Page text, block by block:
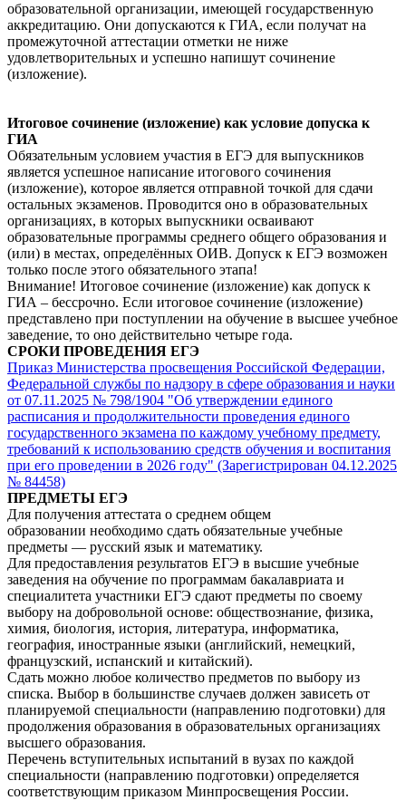
образовательной организации, имеющей государственную
аккредитацию. Они допускаются к ГИА, если получат на
промежуточной аттестации отметки не ниже
удовлетворительных и успешно напишут сочинение
(изложение).
Итоговое сочинение (изложение) как условие допуска к
ГИА
Обязательным условием участия в ЕГЭ для выпускников
является успешное написание итогового сочинения
(изложение), которое является отправной точкой для сдачи
остальных экзаменов. Проводится оно в образовательных
организациях, в которых выпускники осваивают
образовательные программы среднего общего образования и
(или) в местах, определённых ОИВ. Допуск к ЕГЭ возможен
только после этого обязательного этапа!
Внимание! Итоговое сочинение (изложение) как допуск к
ГИА – бессрочно. Если итоговое сочинение (изложение)
представлено при поступлении на обучение в высшее учебное
заведение, то оно действительно четыре года.
СРОКИ ПРОВЕДЕНИЯ ЕГЭ
Приказ Министерства просвещения Российской Федерации,
Федеральной службы по надзору в сфере образования и науки
от 07.11.2025 № 798/1904 "Об утверждении единого
расписания и продолжительности проведения единого
государственного экзамена по каждому учебному предмету,
требований к использованию средств обучения и воспитания
при его проведении в 2026 году" (Зарегистрирован 04.12.2025
№ 84458)
ПРЕДМЕТЫ ЕГЭ
Для получения аттестата о среднем общем
образовании необходимо сдать обязательные учебные
предметы — русский язык и математику.
Для предоставления результатов ЕГЭ в высшие учебные
заведения на обучение по программам бакалавриата и
специалитета участники ЕГЭ сдают предметы по своему
выбору на добровольной основе: обществознание, физика,
химия, биология, история, литература, информатика,
география, иностранные языки (английский, немецкий,
французский, испанский и китайский).
Сдать можно любое количество предметов по выбору из
списка. Выбор в большинстве случаев должен зависеть от
планируемой специальности (направлению подготовки) для
продолжения образования в образовательных организациях
высшего образования.
Перечень вступительных испытаний в вузах по каждой
специальности (направлению подготовки) определяется
соответствующим приказом Минпросвещения России.